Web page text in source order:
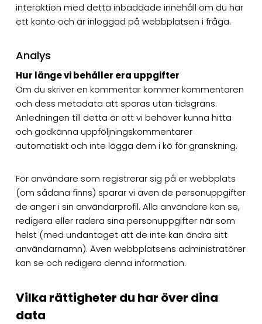
interaktion med detta inbäddade innehåll om du har
ett konto och är inloggad på webbplatsen i fråga.
Analys
Hur länge vi behåller era uppgifter
Om du skriver en kommentar kommer kommentaren
och dess metadata att sparas utan tidsgräns.
Anledningen till detta är att vi behöver kunna hitta
och godkänna uppföljningskommentarer
automatiskt och inte lägga dem i kö för granskning.
För användare som registrerar sig på er webbplats
(om sådana finns) sparar vi även de personuppgifter
de anger i sin användarprofil. Alla användare kan se,
redigera eller radera sina personuppgifter när som
helst (med undantaget att de inte kan ändra sitt
användarnamn). Även webbplatsens administratörer
kan se och redigera denna information.
Vilka rättigheter du har över dina
data